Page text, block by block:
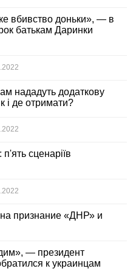
вбивство доньки», — в
батькам Даринки
нададуть додаткову
і де отримати?
сценаріїв
признание «ДНР» и
— президент
к украинцам